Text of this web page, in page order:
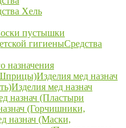
Хель
пустышки
гигиеныСредства
назначения
Изделия мед назнач
Изделия мед назнач
назнач (Пластыри
(Горчишники,
назнач (Маски,